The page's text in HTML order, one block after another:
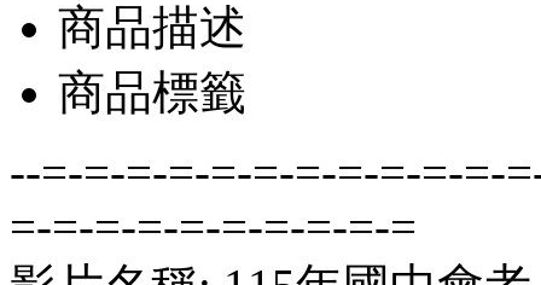
商品描述
商品標籤
--=-=-=-=-=-=-=-=-=-=-=-
=-=-=-=-=-=-=-=-=-=